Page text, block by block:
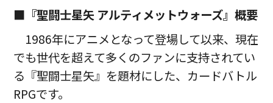
■『聖闘士星矢 アルティメットウォーズ』概要
1986年にアニメとなって登場して以来、現在
でも世代を超えて多くのファンに支持されてい
る『聖闘士星矢』を題材にした、カードバトル
RPGです。